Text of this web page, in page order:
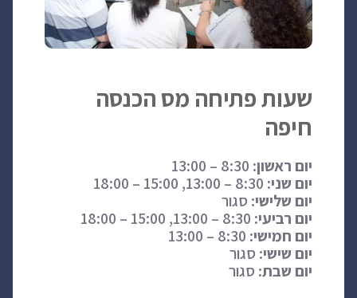
שעות פתיחה מס הכנסה
חיפה
יום ראשון:
יום שני:
יום שלישי: סגור
יום רביעי:
יום חמישי:
יום שישי: סגור
יום שבת: סגור